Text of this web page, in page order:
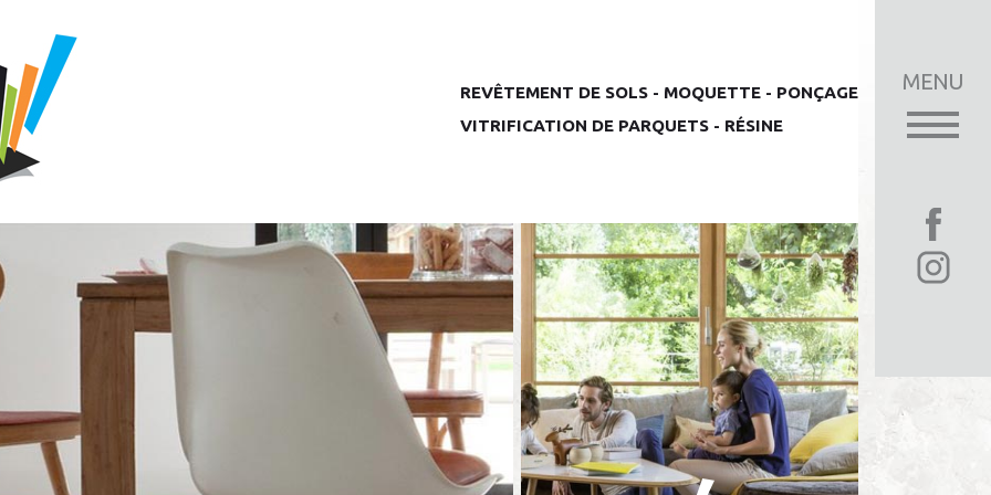
MENU
Contact
03400 YZEURE
Tél.04 70 20 13 95
Besoin d'un renseignement ?
Contactez-nous dès maintenant !
REVÊTEMENT DE SOLS - MOQUETTE - PONÇAGE
VITRIFICATION DE PARQUETS - RÉSINE